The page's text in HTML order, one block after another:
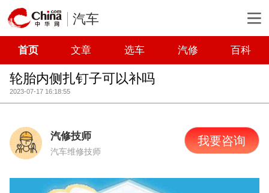
汽车
首页 文章 选车 汽修 百科
轮胎内侧扎钉子可以补吗
2023-07-17 16:18:55
汽修技师
汽车维修技师
我要咨询